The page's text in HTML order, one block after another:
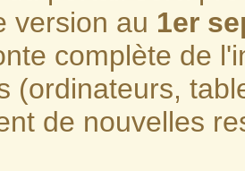
version au 1er
complète de
(ordinateurs,
de nouvelles